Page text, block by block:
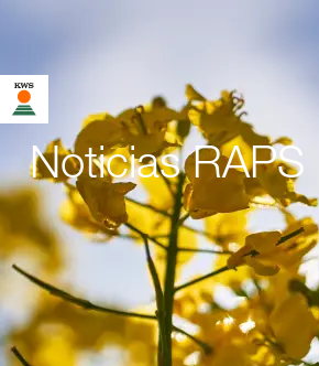
Noticias RAPS